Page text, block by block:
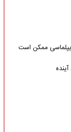
دیپلماسی ممکن است